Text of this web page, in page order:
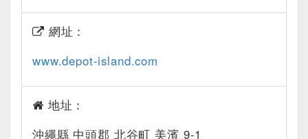
網址：
www.depot-island.com
地址：
沖繩縣 中頭郡 北谷町 美濱 9-1